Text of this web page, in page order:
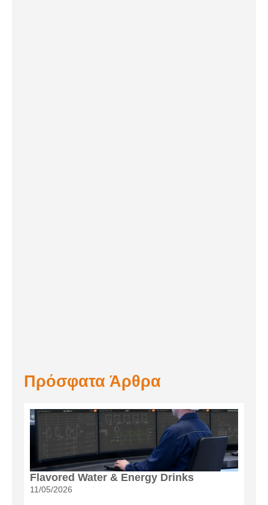
Πρόσφατα Άρθρα
Flavored Water & Energy Drinks
11/05/2026